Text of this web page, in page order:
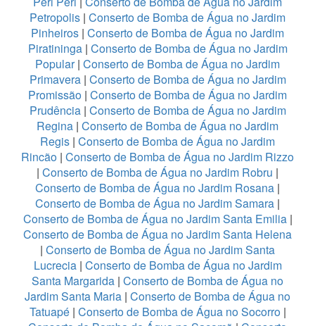
Petropolis | Conserto de Bomba de Água no Jardim
Pinheiros | Conserto de Bomba de Água no Jardim
Piratininga| Conserto de Bomba de Água no Jardim
Popular| Conserto de Bomba de Água no Jardim
Primavera| Conserto de Bomba de Água no Jardim
Promissão | Conserto de Bomba de Água no Jardim
Prudência| Conserto de Bomba de Água no Jardim
Regina | Conserto de Bomba de Água no Jardim
Regis | Conserto de Bomba de Água no Jardim
Rincão | Conserto de Bomba de Água no Jardim Rizzo
| Conserto de Bomba de Água no Jardim Robru |
Conserto de Bomba de Água no Jardim Rosana |
Conserto de Bomba de Água no Jardim Samara |
Conserto de Bomba de Água no Jardim Santa Emilia|
Conserto de Bomba de Água no Jardim Santa Helena
| Conserto de Bomba de Água no Jardim Santa
Lucrecia| Conserto de Bomba de Água no Jardim
Santa Margarida | Conserto de Bomba de Água no
Jardim Santa Maria | Conserto de Bomba de Água no
Tatuapé| Conserto de Bomba de Água no Socorro|